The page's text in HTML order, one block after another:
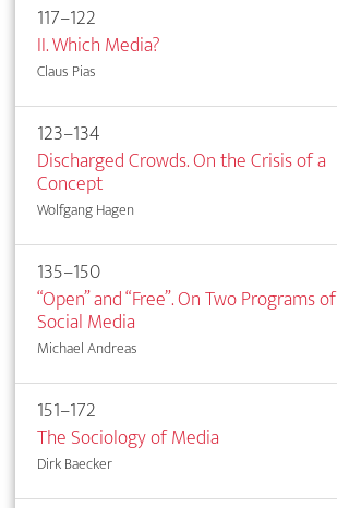
117–122
II. Which Media?
Claus Pias
123–134
Discharged Crowds. On the Crisis of a
Concept
Wolfgang Hagen
135–150
“Open” and “Free”. On Two Programs of
Social Media
Michael Andreas
151–172
The Sociology of Media
Dirk Baecker